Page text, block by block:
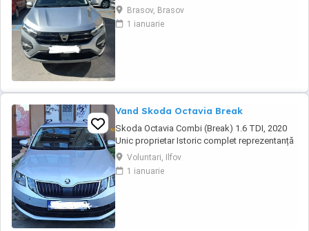
metalizata,navigatiedin fabrica,gpl din fabrică
incalzire in scaune ,geamuri electrice ,varianta
full option,cauciucuri noi de vara
Brasov, Brasov
1 ianuarie
Vand Skoda Octavia Break
Skoda Octavia Combi (Break) 1.6 TDI, 2020
Unic proprietar Istoric complet reprezentanță
Se vinde Skoda Octavia Combi (Break), an
fabricație 2020, în stare foarte bună de
funcționare și întreținere. Mașina a avut un
Voluntari, Ilfov
1 ianuarie